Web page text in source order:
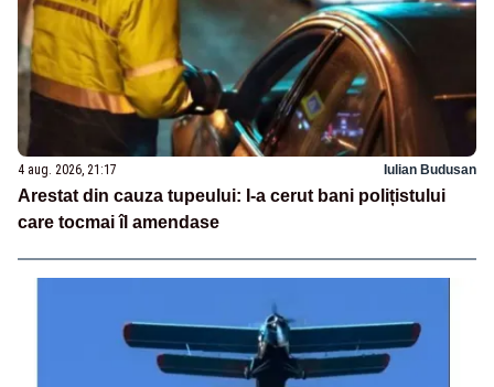
4 aug. 2026, 21:17 Iulian Budusan
Arestat din cauza tupeului: I-a cerut bani polițistului
care tocmai îl amendase